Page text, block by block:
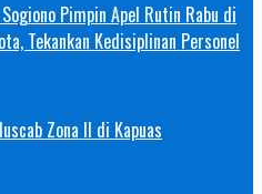
Pimpin Apel Rutin Rabu di
Tekankan Kedisiplinan Personel
Zona II di Kapuas